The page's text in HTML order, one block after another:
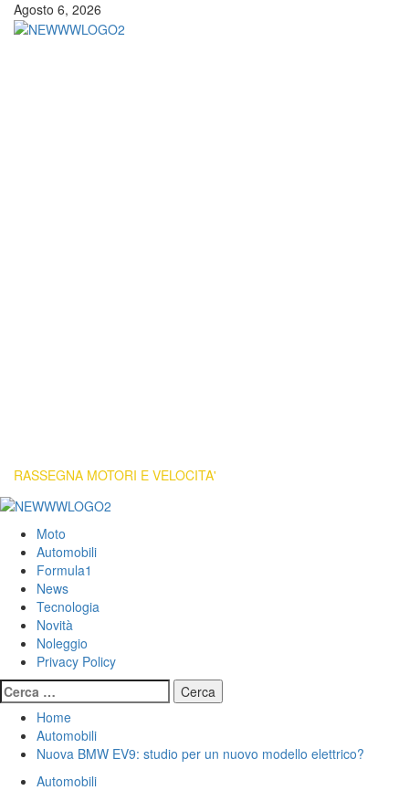
VaiAgosto 6, 2026
RASSEGNA MOTORI E VELOCITA'
Primary
Moto
Automobili
Formula1
News
Tecnologia
Novità
Noleggio
Privacy Policy
Ricerca
per:
Home
Automobili
Nuova BMW EV9: studio per un nuovo modello elettrico?
Automobili